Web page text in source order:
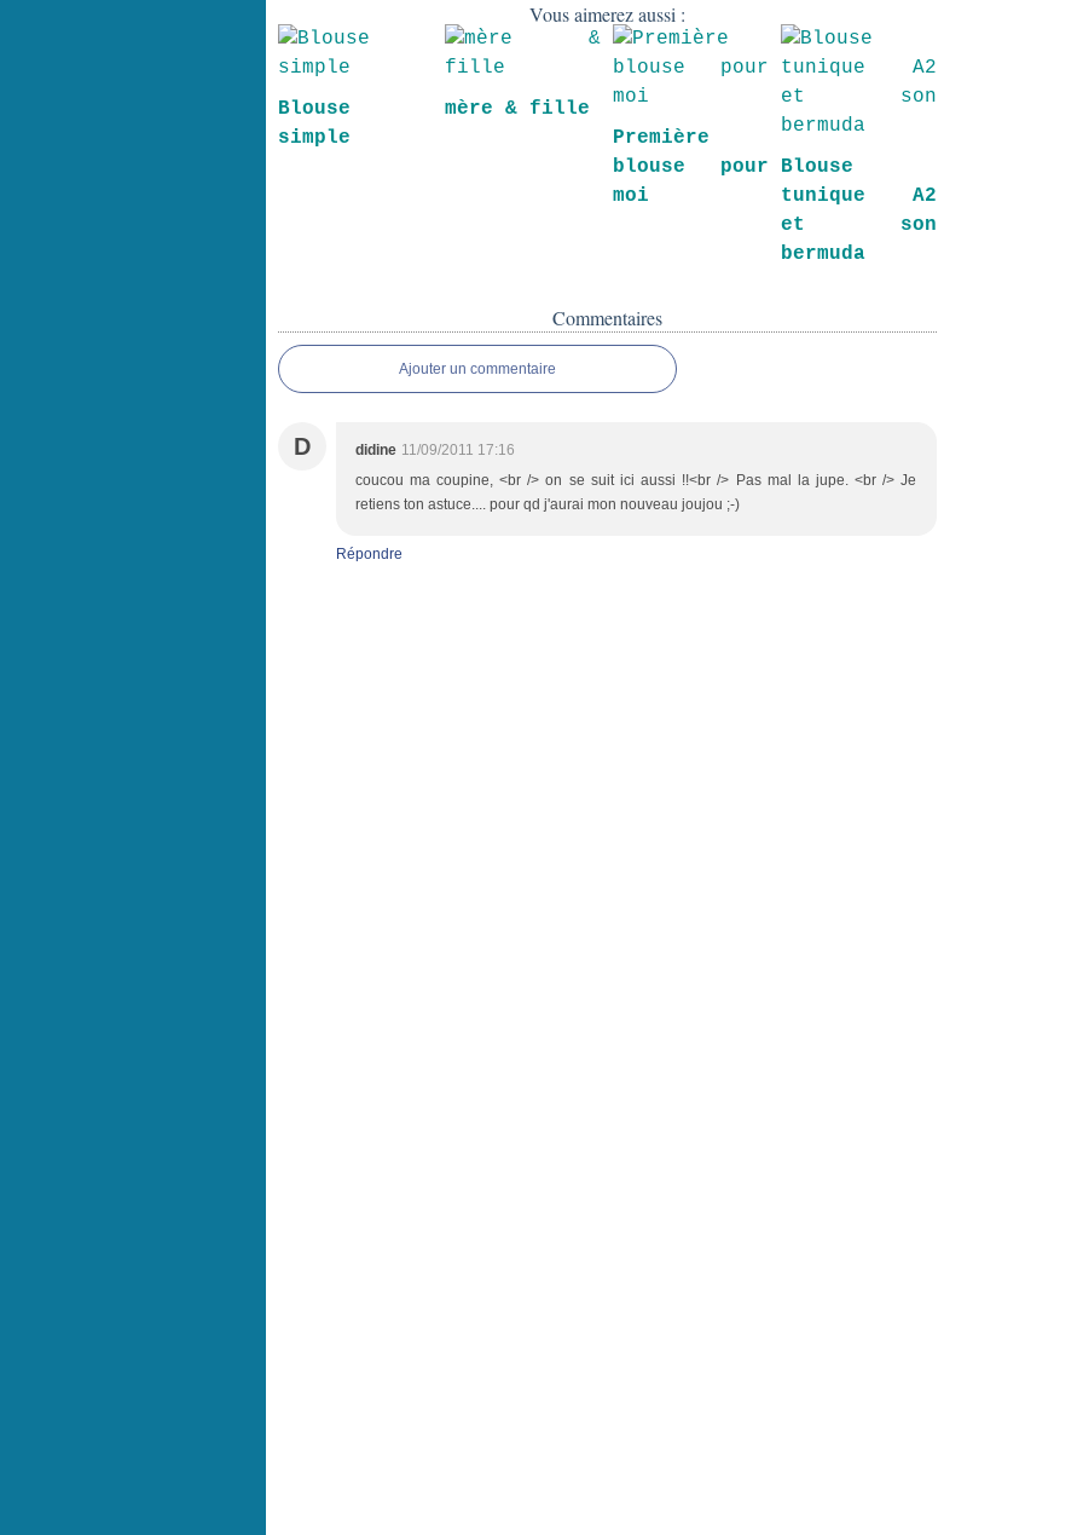
Vous aimerez aussi :
Blouse
simple
mère & fille
Première
blouse pour
moi
Blouse
tunique A2
et son
bermuda
Commentaires
Ajouter un commentaire
D didine 11/09/2011 17:16
coucou ma coupine, <br /> on se suit ici aussi !!<br /> Pas mal la jupe. <br /> Je
retiens ton astuce.... pour qd j'aurai mon nouveau joujou ;-)
Répondre